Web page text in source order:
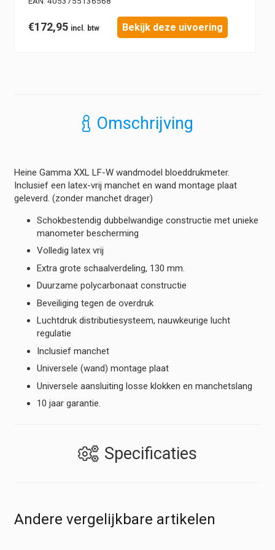
€172,95 Bekijk deze uivoering
Omschrijving
Heine Gamma XXL LF-W wandmodel bloeddrukmeter.
Inclusief een latex-vrij manchet en wand montage plaat
geleverd. (zonder manchet drager)
Schokbestendig dubbelwandige constructie met unieke
manometer bescherming
Volledig latex vrij
Extra grote schaalverdeling, 130 mm.
Duurzame polycarbonaat constructie
Beveiliging tegen de overdruk
Luchtdruk distributiesysteem, nauwkeurige lucht
regulatie
Inclusief manchet
Universele (wand) montage plaat
Universele aansluiting losse klokken en manchetslang
10 jaar garantie.
Specificaties
Andere vergelijkbare artikelen